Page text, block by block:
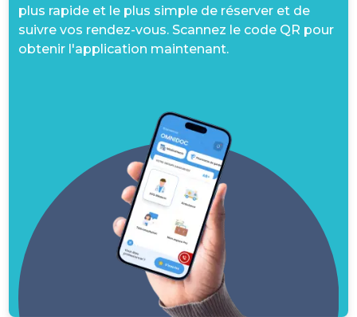
plus rapide et le plus simple de réserver et de
suivre vos rendez-vous. Scannez le code QR pour
obtenir l'application maintenant.